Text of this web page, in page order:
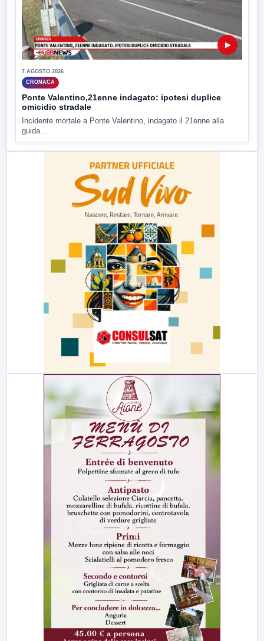
▶
7 AGOSTO 2026
CRONACA
Ponte Valentino,21enne indagato: ipotesi duplice
omicidio stradale
Incidente mortale a Ponte Valentino, indagato il 21enne alla
guida...